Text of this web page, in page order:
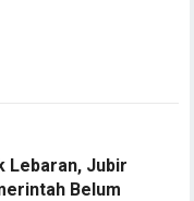
Lebaran, Jubir
Belum